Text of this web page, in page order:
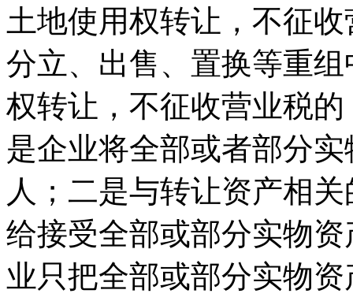
土地使用权转让，不征
分立、出售、置换等重
权转让，不征收营业税
是企业将全部或者部分
人；二是与转让资产相
给接受全部或部分实物
业只把全部或部分实物